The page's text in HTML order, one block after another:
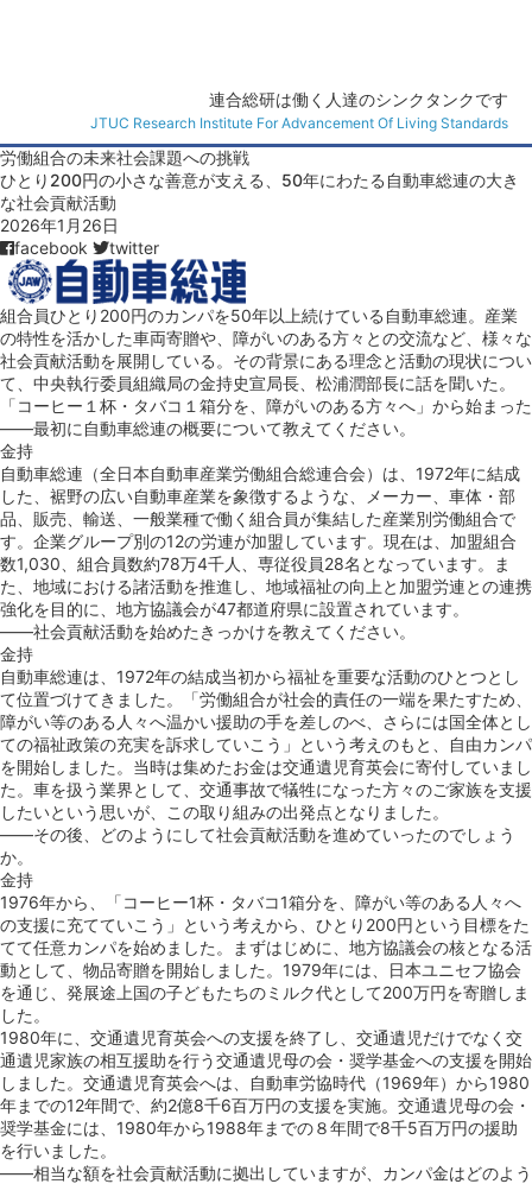
連合総研は働く人達のシンクタンクです
JTUC Research Institute For Advancement Of Living Standards
労働組合の未来社会課題への挑戦
ひとり200円の小さな善意が支える、50年にわたる自動車総連の大き
な社会貢献活動
2026年1月26日
facebook
twitter
組合員ひとり200円のカンパを50年以上続けている自動車総連。産業
の特性を活かした車両寄贈や、障がいのある方々との交流など、様々な
社会貢献活動を展開している。その背景にある理念と活動の現状につい
て、中央執行委員組織局の金持史宣局長、松浦潤部長に話を聞いた。
「コーヒー１杯・タバコ１箱分を、障がいのある方々へ」から始まった
――最初に自動車総連の概要について教えてください。
金持
自動車総連（全日本自動車産業労働組合総連合会）は、1972年に結成
した、裾野の広い自動車産業を象徴するような、メーカー、車体・部
品、販売、輸送、一般業種で働く組合員が集結した産業別労働組合で
す。企業グループ別の12の労連が加盟しています。現在は、加盟組合
数1,030、組合員数約78万4千人、専従役員28名となっています。ま
た、地域における諸活動を推進し、地域福祉の向上と加盟労連との連携
強化を目的に、地方協議会が47都道府県に設置されています。
――社会貢献活動を始めたきっかけを教えてください。
金持
自動車総連は、1972年の結成当初から福祉を重要な活動のひとつとし
て位置づけてきました。「労働組合が社会的責任の⼀端を果たすため、
障がい等のある⼈々へ温かい援助の⼿を差しのべ、さらには国全体とし
ての福祉政策の充実を訴求していこう」という考えのもと、自由カンパ
を開始しました。当時は集めたお金は交通遺児育英会に寄付していまし
た。車を扱う業界として、交通事故で犠牲になった方々のご家族を支援
したいという思いが、この取り組みの出発点となりました。
――その後、どのようにして社会貢献活動を進めていったのでしょう
か。
金持
1976年から、「コーヒー1杯・タバコ1箱分を、障がい等のある⼈々へ
の⽀援に充てていこう」という考えから、ひとり200円という目標をた
てて任意カンパを始めました。まずはじめに、地方協議会の核となる活
動として、物品寄贈を開始しました。1979年には、⽇本ユニセフ協会
を通じ、発展途上国の⼦どもたちのミルク代として200万円を寄贈しま
した。
1980年に、交通遺児育英会への⽀援を終了し、交通遺児だけでなく交
通遺児家族の相互援助を行う交通遺児⺟の会・奨学基⾦への⽀援を開始
しました。交通遺児育英会へは、⾃動⾞労協時代（1969年）から1980
年までの12年間で、約2億8千6百万円の⽀援を実施。交通遺児⺟の会・
奨学基⾦には、1980年から1988年までの８年間で8千5百万円の援助
を⾏いました。
――相当な額を社会貢献活動に拠出していますが、カンパ金はどのよう